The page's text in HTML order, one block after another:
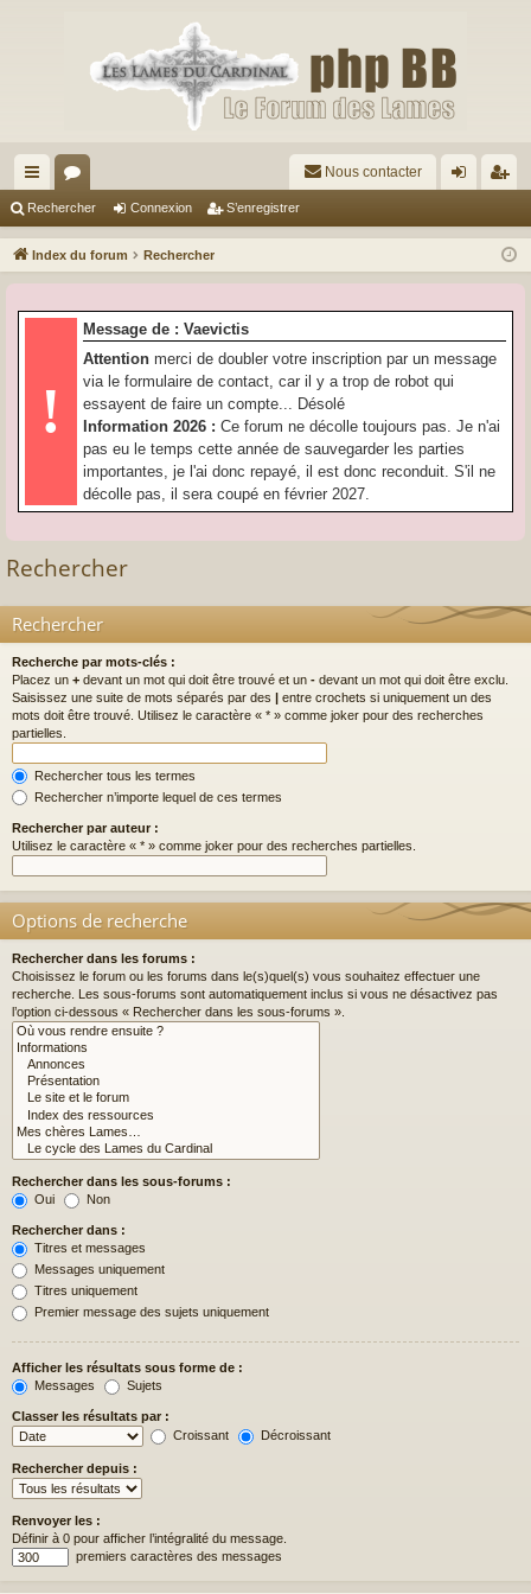
cc
ès
pi
or
u
s
Nous contacter
ne
on
nr
ist
Rechercher Connexion S’enregistrer
Index du forum Rechercher
!
Message de : Vaevictis
Attention merci de doubler votre inscription par un message
via le formulaire de contact, car il y a trop de robot qui
essayent de faire un compte... Désolé
Information 2026 : Ce forum ne décolle toujours pas. Je n'ai
pas eu le temps cette année de sauvegarder les parties
importantes, je l'ai donc repayé, il est donc reconduit. S'il ne
décolle pas, il sera coupé en février 2027.
Rechercher
Rechercher
Recherche par mots-clés :
Placez un + devant un mot qui doit être trouvé et un - devant un mot qui doit être exclu.
Saisissez une suite de mots séparés par des | entre crochets si uniquement un des
mots doit être trouvé. Utilisez le caractère « * » comme joker pour des recherches
partielles.
Rechercher tous les termes
Rechercher n’importe lequel de ces termes
Rechercher par auteur :
Utilisez le caractère « * » comme joker pour des recherches partielles.
Options de recherche
Rechercher dans les forums :
Choisissez le forum ou les forums dans le(s)quel(s) vous souhaitez effectuer une
recherche. Les sous-forums sont automatiquement inclus si vous ne désactivez pas
l’option ci-dessous « Rechercher dans les sous-forums ».
Rechercher dans les sous-forums :
Oui
Non
Rechercher dans :
Titres et messages
Messages uniquement
Titres uniquement
Premier message des sujets uniquement
Afficher les résultats sous forme de :
Messages
Sujets
Classer les résultats par :
Croissant
Décroissant
Rechercher depuis :
Renvoyer les :
Définir à 0 pour afficher l’intégralité du message.
premiers caractères des messages